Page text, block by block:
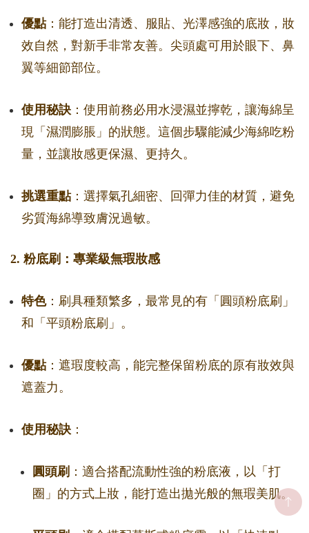
優點：能打造出清透、服貼、光澤感強的底妝，妝
效自然，對新手非常友善。尖頭處可用於眼下、鼻
翼等細節部位。
使用秘訣 ：使用前務必用水浸濕並擰乾，讓海綿呈
現「濕潤膨脹」的狀態。這個步驟能減少海綿吃粉
量，並讓妝感更保濕、更持久。
挑選重點：選擇氣孔細密、回彈力佳的材質，避免
劣質海綿導致膚況過敏。
2. 粉底刷：專業級無瑕妝感
特色：刷具種類繁多，最常見的有「圓頭粉底刷」
和「平頭粉底刷」。
優點：遮瑕度較高，能完整保留粉底的原有妝效與
遮蓋力。
使用秘訣 ：
圓頭刷 ：適合搭配流動性強的粉底液，以「打
圈」的方式上妝，能打造出拋光般的無瑕美肌。